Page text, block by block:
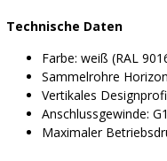
Technische Daten
Farbe: weiß (RAL
Sammelrohre
Vertikales
Anschlussgewinde:
Maximaler